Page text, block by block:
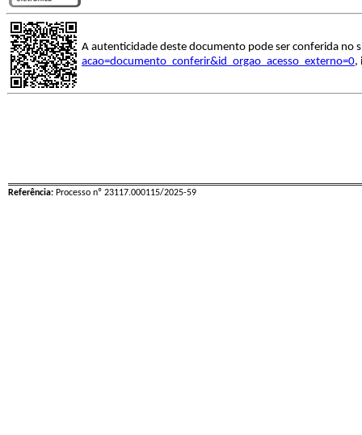
A autenticidade deste documento pode ser conferida no
acao=documento_conferir&id_orgao_acesso_externo=0,
Referência: Processo nº 23117.000115/2025-59